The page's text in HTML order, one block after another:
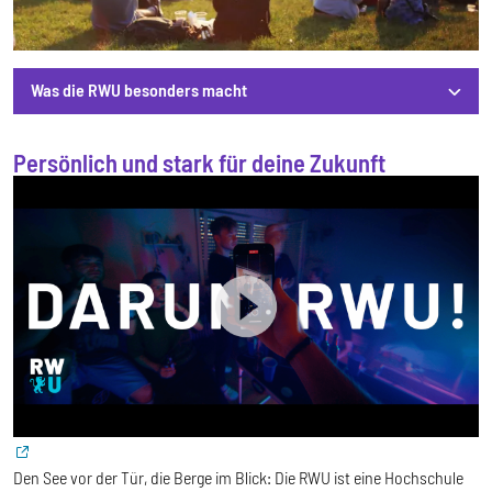
Was die RWU besonders macht
Was die RWU besonders macht
Persönlich und stark für deine Zukunft
Den See vor der Tür, die Berge im Blick: Die RWU ist eine Hochschule